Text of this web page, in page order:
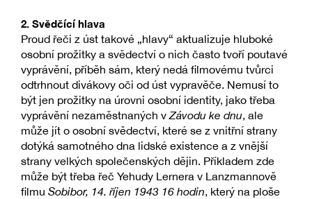
2. Svědčící hlava
Proud řeči z úst takové „hlavy“ aktualizuje hluboké
osobní prožitky a svědectví o nich často tvoří poutavé
vyprávění, příběh sám, který nedá filmovému tvůrci
odtrhnout divákovy oči od úst vypravěče. Nemusí to
být jen prožitky na úrovni osobní identity, jako třeba
vyprávění nezaměstnaných vZávodu ke dnu, ale
může jít o osobní svědectví, které se z vnitřní strany
dotýká samotného dna lidské existence a z vnější
strany velkých společenských dějin. Příkladem zde
může být třeba řeč Yehudy Lernera v Lanzmannově
filmu Sobibor, 14. říjen 1943 16 hodin, který na ploše